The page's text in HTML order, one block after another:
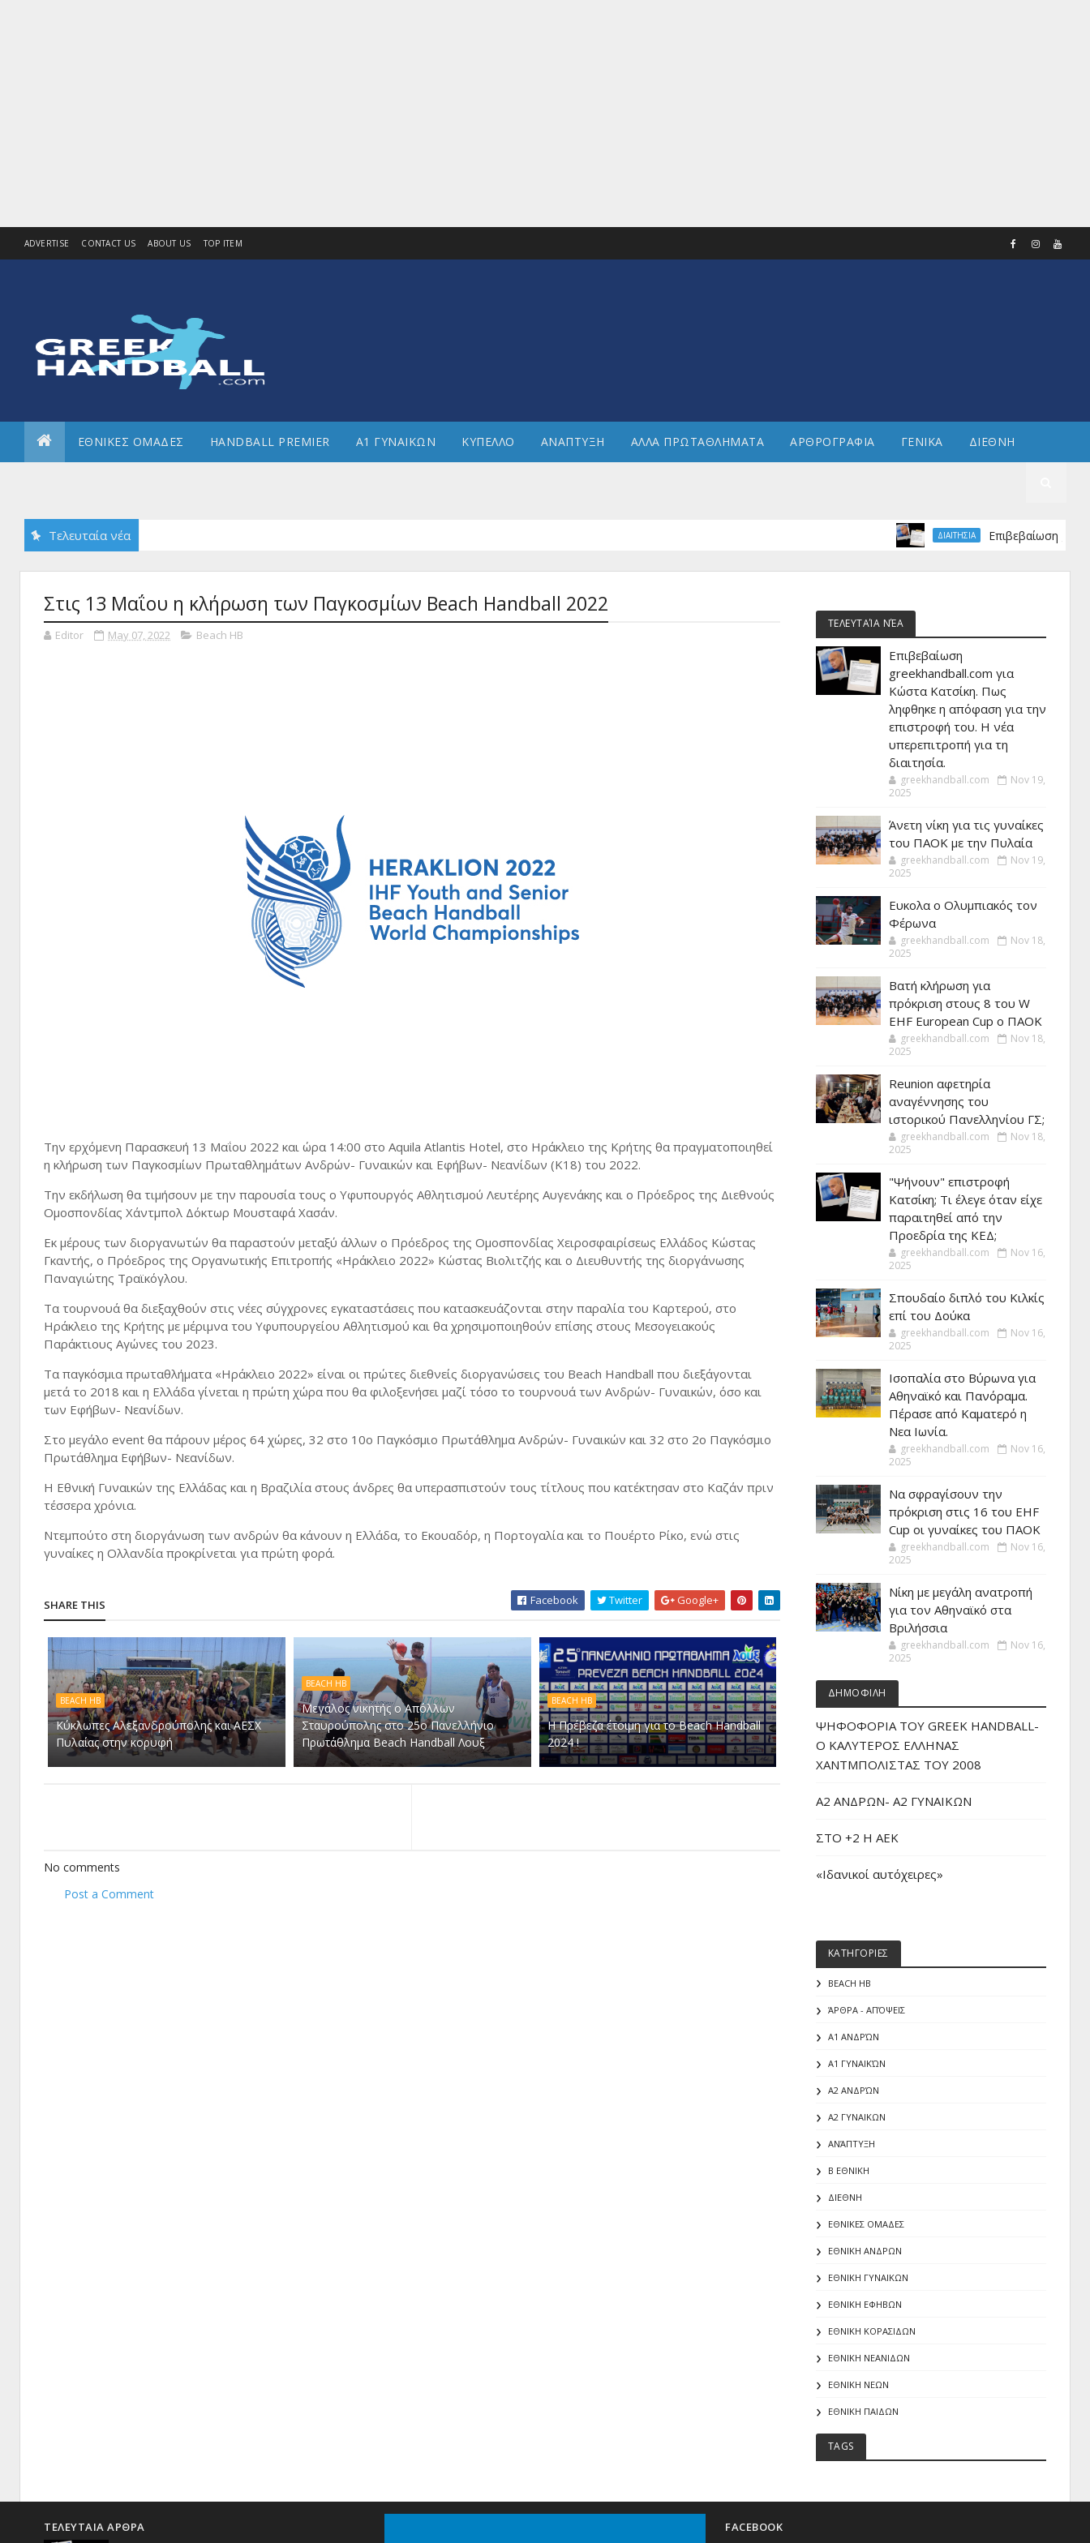
ADVERTISE CONTACT US ABOUT US TOP ITEM
ΕΘΝΙΚΕΣ ΟΜΑΔΕΣ HANDBALL PREMIER Α1 ΓΥΝΑΙΚΩΝ ΚΥΠΕΛΛΟ ΑΝΑΠΤΥΞΗ ΑΛΛΑ ΠΡΩΤΑΘΛΗΜΑΤΑ ΑΡΘΡΟΓΡΑΦΙΑ ΓΕΝΙΚΑ ΔΙΕΘΝΗ
Τελευταία νέα ΔΙΑΙΤΗΣΙΑ Επιβεβαίωση
Στις 13 Μαΐου η κλήρωση των Παγκοσμίων Beach Handball 2022
Editor May 07, 2022 Beach HB
Την ερχόμενη Παρασκευή 13 Μαΐου 2022 και ώρα 14:00 στο Aquila Atlantis Hotel, στο Ηράκλειο της Κρήτης θα πραγματοποιηθεί
η κλήρωση των Παγκοσμίων Πρωταθλημάτων Ανδρών- Γυναικών και Εφήβων- Νεανίδων (Κ18) του 2022.
Την εκδήλωση θα τιμήσουν με την παρουσία τους ο Υφυπουργός Αθλητισμού Λευτέρης Αυγενάκης και ο Πρόεδρος της Διεθνούς
Ομοσπονδίας Χάντμπολ Δόκτωρ Μουσταφά Χασάν.
Εκ μέρους των διοργανωτών θα παραστούν μεταξύ άλλων ο Πρόεδρος της Ομοσπονδίας Χειροσφαιρίσεως Ελλάδος Κώστας
Γκαντής, ο Πρόεδρος της Οργανωτικής Επιτροπής «Ηράκλειο 2022» Κώστας Βιολιτζής και ο Διευθυντής της διοργάνωσης
Παναγιώτης Τραϊκόγλου.
Τα τουρνουά θα διεξαχθούν στις νέες σύγχρονες εγκαταστάσεις που κατασκευάζονται στην παραλία του Καρτερού, στο
Ηράκλειο της Κρήτης με μέριμνα του Υφυπουργείου Αθλητισμού και θα χρησιμοποιηθούν επίσης στους Μεσογειακούς
Παράκτιους Αγώνες του 2023.
Τα παγκόσμια πρωταθλήματα «Ηράκλειο 2022» είναι οι πρώτες διεθνείς διοργανώσεις του Beach Handball που διεξάγονται
μετά το 2018 και η Ελλάδα γίνεται η πρώτη χώρα που θα φιλοξενήσει μαζί τόσο το τουρνουά των Ανδρών- Γυναικών, όσο και
των Εφήβων- Νεανίδων.
Στο μεγάλο event θα πάρουν μέρος 64 χώρες, 32 στο 10ο Παγκόσμιο Πρωτάθλημα Ανδρών- Γυναικών και 32 στο 2ο Παγκόσμιο
Πρωτάθλημα Εφήβων- Νεανίδων.
Η Εθνική Γυναικών της Ελλάδας και η Βραζιλία στους άνδρες θα υπερασπιστούν τους τίτλους που κατέκτησαν στο Καζάν πριν
τέσσερα χρόνια.
Ντεμπούτο στη διοργάνωση των ανδρών θα κάνουν η Ελλάδα, το Εκουαδόρ, η Πορτογαλία και το Πουέρτο Ρίκο, ενώ στις
γυναίκες η Ολλανδία προκρίνεται για πρώτη φορά.
SHARE THIS Facebook Twitter Google+
BEACH HB
Κύκλωπες Αλεξανδρούπολης και ΑΕΣΧ
Πυλαίας στην κορυφή
BEACH HB
Μεγάλος νικητής ο Απόλλων
Σταυρούπολης στο 25ο Πανελλήνιο
Πρωτάθλημα Beach Handball Λουξ
BEACH HB
Η Πρέβεζα έτοιμη για το Beach Handball
2024 !
No comments
Post a Comment
ΤΕΛΕΥΤΑΊΑ ΝΈΑ
Επιβεβαίωση
greekhandball.com για
Κώστα Κατσίκη. Πως
ληφθηκε η απόφαση για την
επιστροφή του. Η νέα
υπερεπιτροπή για τη
διαιτησία.
greekhandball.com
Nov 19,
2025
Άνετη νίκη για τις γυναίκες
του ΠΑΟΚ με την Πυλαία
greekhandball.com
Nov 19,
2025
Ευκολα ο Ολυμπιακός τον
Φέρωνα
greekhandball.com
Nov 18,
2025
Βατή κλήρωση για
πρόκριση στους 8 του W
EHF European Cup ο ΠΑΟΚ
greekhandball.com
Nov 18,
2025
Reunion αφετηρία
αναγέννησης του
ιστορικού Πανελληνίου ΓΣ;
greekhandball.com
Nov 18,
2025
"Ψήνουν" επιστροφή
Κατσίκη; Τι έλεγε όταν είχε
παραιτηθεί από την
Προεδρία της ΚΕΔ;
greekhandball.com
Nov 16,
2025
Σπουδαίο διπλό του Κιλκίς
επί του Δούκα
greekhandball.com
Nov 16,
2025
Ισοπαλία στο Βύρωνα για
Αθηναϊκό και Πανόραμα.
Πέρασε από Καματερό η
Νεα Ιωνία.
greekhandball.com
Nov 16,
2025
Να σφραγίσουν την
πρόκριση στις 16 του EHF
Cup οι γυναίκες του ΠΑΟΚ
greekhandball.com
Nov 16,
2025
Νίκη με μεγάλη ανατροπή
για τον Αθηναϊκό στα
Βριλήσσια
greekhandball.com
Nov 16,
2025
ΔΗΜΟΦΙΛΗ
ΨΗΦΟΦΟΡΙΑ ΤΟΥ GREEK HANDBALL-
O ΚΑΛΥΤΕΡΟΣ ΕΛΛΗΝΑΣ
ΧΑΝΤΜΠΟΛΙΣΤΑΣ ΤΟΥ 2008
Α2 ΑΝΔΡΩΝ- Α2 ΓΥΝΑΙΚΩΝ
ΣΤΟ +2 Η ΑΕΚ
«Iδανικοί αυτόχειρες»
ΚΑΤΗΓΟΡΙΕΣ
BEACH HB
ΆΡΘΡΑ - ΑΠΌΨΕΙΣ
Α1 ΑΝΔΡΏΝ
Α1 ΓΥΝΑΙΚΏΝ
Α2 ΑΝΔΡΏΝ
Α2 ΓΥΝΑΙΚΩΝ
ΑΝΆΠΤΥΞΗ
Β ΕΘΝΙΚΗ
ΔΙΕΘΝΗ
ΕΘΝΙΚΕΣ ΟΜΑΔΕΣ
ΕΘΝΙΚΗ ΑΝΔΡΩΝ
ΕΘΝΙΚΗ ΓΥΝΑΙΚΩΝ
ΕΘΝΙΚΗ ΕΦΗΒΩΝ
ΕΘΝΙΚΗ ΚΟΡΑΣΙΔΩΝ
ΕΘΝΙΚΗ ΝΕΑΝΙΔΩΝ
ΕΘΝΙΚΗ ΝΕΩΝ
ΕΘΝΙΚΗ ΠΑΙΔΩΝ
TAGS
ΤΕΛΕΥΤΑΙΑ ΑΡΘΡΑ FACEBOOK